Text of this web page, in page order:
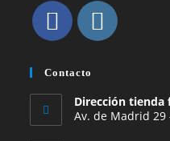
abre
en
una
nueva
abre
una
Contacto
Dirección tienda
Av. de Madrid 29